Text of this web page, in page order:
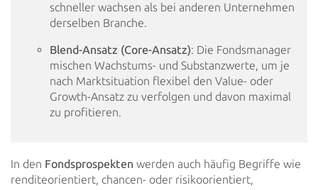
schneller wachsen als bei anderen Unternehmen
derselben Branche.
Blend-Ansatz (Core-Ansatz): Die Fondsmanager
mischen Wachstums- und Substanzwerte, um je
nach Marktsituation flexibel den Value- oder
Growth-Ansatz zu verfolgen und davon maximal
zu profitieren.
In den Fondsprospekten werden auch häufig Begriffe wie
renditeorientiert, chancen- oder risikoorientiert,